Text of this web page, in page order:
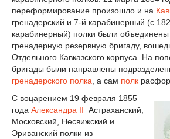
переформирование произошло и на
гренадерский и 7-й карабинерный (с
карабинерный) полки были объединены
гренадерную резервную бригаду,
Отдельного Кавказского корпуса. На
бригады были направлены
гренадерского полка , а сам полк
С воцарением 19 февраля 1855
года Александра II Астраханский,
Московский, Несвижский и
Эриванский полки из